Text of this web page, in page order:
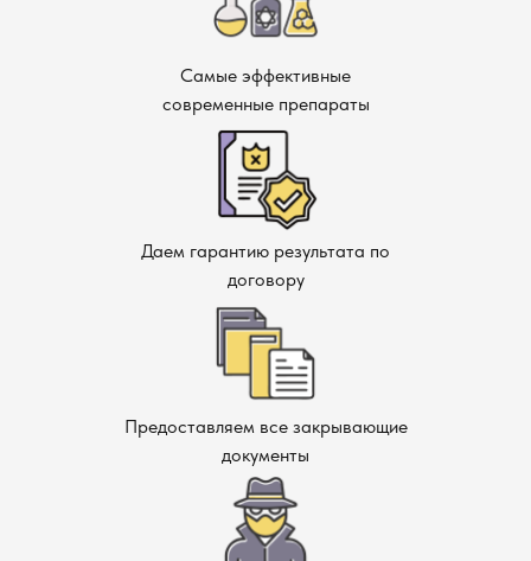
Самые эффективные
современные препараты
Даем гарантию результата по
договору
Предоставляем все закрывающие
документы